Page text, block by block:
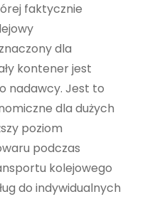
faktycznie
dla
kontener jest
nadawcy. Jest to
dla dużych
poziom
podczas
kolejowego
do indywidualnych